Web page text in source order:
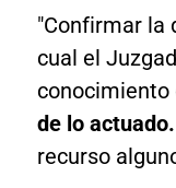
"Confirmar la
cual el
conocimiento
de lo actuado.
recurso